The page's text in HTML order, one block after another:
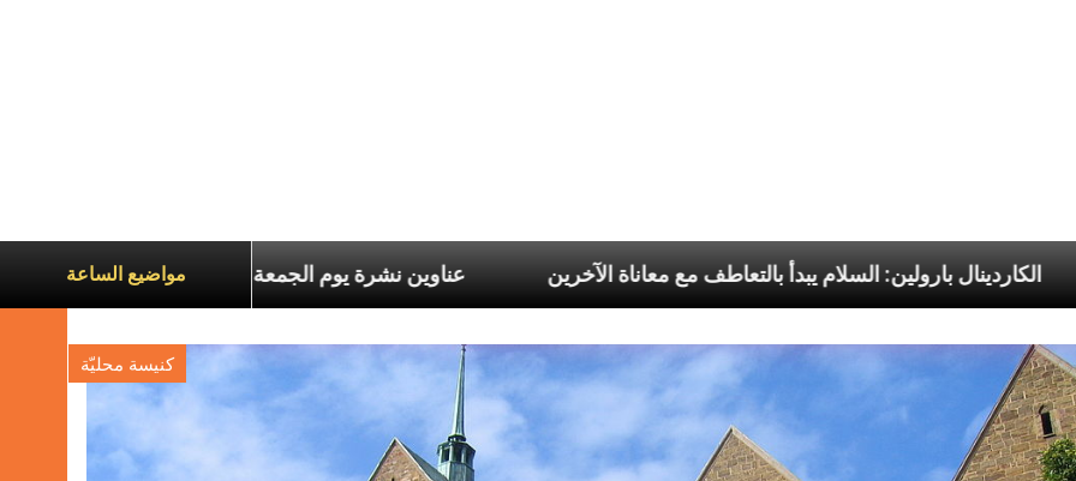
مواضيع الساعةعناوين نشرة يوم الجمعة 7 آب 2026: السلام يُبنى بصبر يومًا بعد يوم الكاردينال بارولين: السلام يبدأ بالتعاطف مع معاناة الآخرين
كنيسة محليّة